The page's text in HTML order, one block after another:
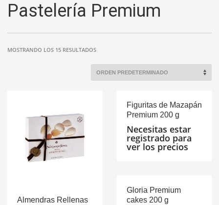
Pastelería Premium
MOSTRANDO LOS 15 RESULTADOS
Almendras Rellenas
Figuritas de Mazapán
Premium 200 g
Necesitas estar
registrado para
ver los precios
Gloria Premium
cakes 200 g